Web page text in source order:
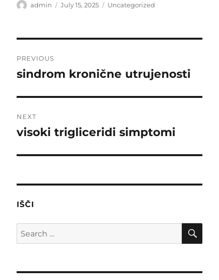
Author
admin
Posted
July 15, 2025 Categories
Uncategorized
navigation
PREVIOUS
Previous
sindrom kronične utrujenosti
NEXT
Next
visoki trigliceridi simptomi
IŠČI
Search
for: